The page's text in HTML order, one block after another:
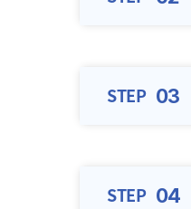
STEP 03
STEP 04